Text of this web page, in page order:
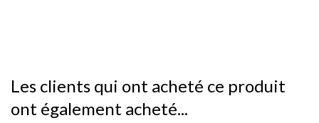
Les clients qui ont acheté ce produit
ont également acheté...